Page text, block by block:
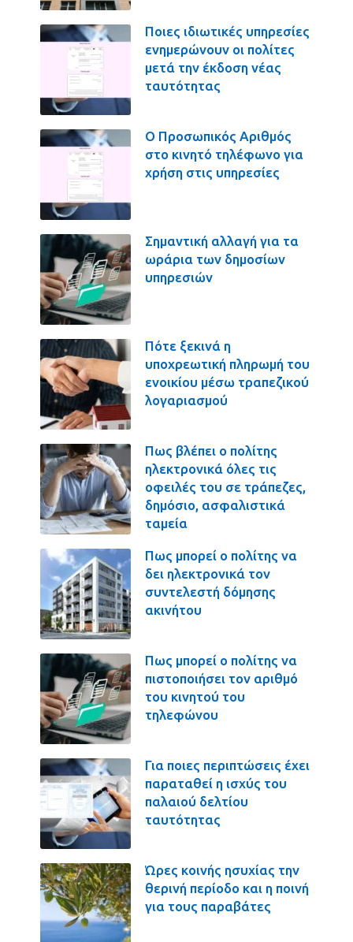
Ποιες ιδιωτικές υπηρεσίες
ενημερώνουν οι πολίτες
μετά την έκδοση νέας
ταυτότητας
Ο Προσωπικός Αριθμός
στο κινητό τηλέφωνο για
χρήση στις υπηρεσίες
Σημαντική αλλαγή για τα
ωράρια των δημοσίων
υπηρεσιών
Πότε ξεκινά η
υποχρεωτική πληρωμή του
ενοικίου μέσω τραπεζικού
λογαριασμού
Πως βλέπει ο πολίτης
ηλεκτρονικά όλες τις
οφειλές του σε τράπεζες,
δημόσιο, ασφαλιστικά
ταμεία
Πως μπορεί ο πολίτης να
δει ηλεκτρονικά τον
συντελεστή δόμησης
ακινήτου
Πως μπορεί ο πολίτης να
πιστοποιήσει τον αριθμό
του κινητού του
τηλεφώνου
Για ποιες περιπτώσεις έχει
παραταθεί η ισχύς του
παλαιού δελτίου
ταυτότητας
Ώρες κοινής ησυχίας την
θερινή περίοδο και η ποινή
για τους παραβάτες